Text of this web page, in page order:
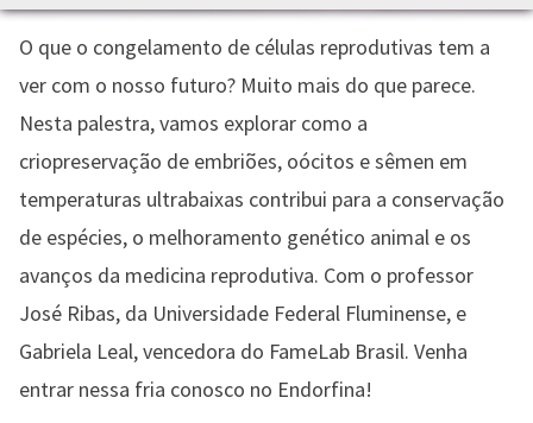
O que o congelamento de células reprodutivas tem a
ver com o nosso futuro? Muito mais do que parece.
Nesta palestra, vamos explorar como a
criopreservação de embriões, oócitos e sêmen em
temperaturas ultrabaixas contribui para a conservação
de espécies, o melhoramento genético animal e os
avanços da medicina reprodutiva. Com o professor
José Ribas, da Universidade Federal Fluminense, e
Gabriela Leal, vencedora do FameLab Brasil. Venha
entrar nessa fria conosco no Endorfina!